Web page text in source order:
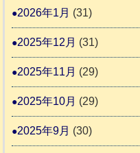
2026年1月 (31)
2025年12月 (31)
2025年11月 (29)
2025年10月 (29)
2025年9月 (30)